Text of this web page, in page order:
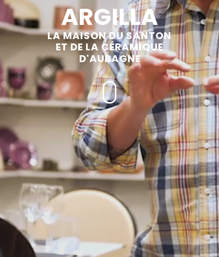
ARGILLA
LA MAISON DU SANTON
ET DE LA CÉRAMIQUE
D'AUBAGNE